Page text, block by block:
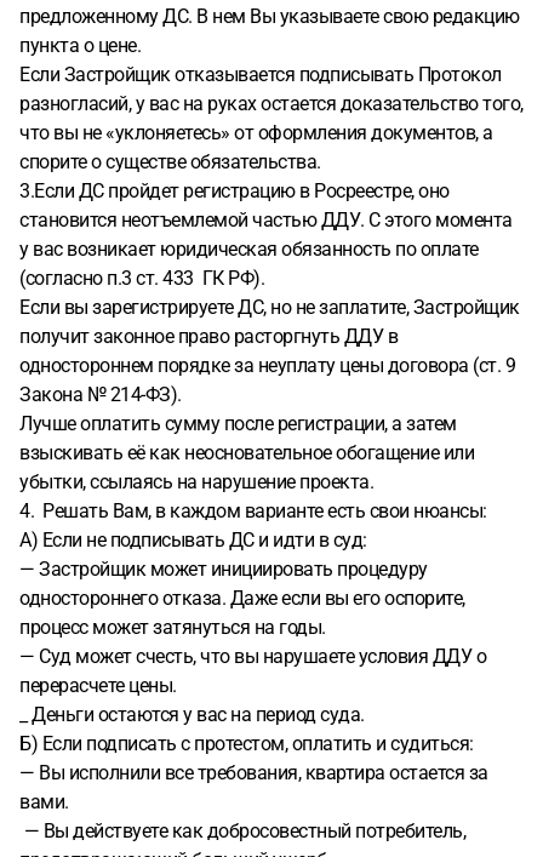
предложенному ДС. В нем Вы указываете свою редакцию
пункта о цене.
Если Застройщик отказывается подписывать Протокол
разногласий, у вас на руках остается доказательство того,
что вы не «уклоняетесь» от оформления документов, а
спорите о существе обязательства.
3.Если ДС пройдет регистрацию в Росреестре, оно
становится неотъемлемой частью ДДУ. С этого момента
у вас возникает юридическая обязанность по оплате
(согласно п.3 ст. 433 ГК РФ).
Если вы зарегистрируете ДС, но не заплатите, Застройщик
получит законное право расторгнуть ДДУ в
одностороннем порядке за неуплату цены договора (ст. 9
Закона № 214-ФЗ).
Лучше оплатить сумму после регистрации, а затем
взыскивать её как неосновательное обогащение или
убытки, ссылаясь на нарушение проекта.
4. Решать Вам, в каждом варианте есть свои нюансы:
А) Если не подписывать ДС и идти в суд:
— Застройщик может инициировать процедуру
одностороннего отказа. Даже если вы его оспорите,
процесс может затянуться на годы.
— Суд может счесть, что вы нарушаете условия ДДУ о
перерасчете цены.
_ Деньги остаются у вас на период суда.
Б) Если подписать с протестом, оплатить и судиться:
— Вы исполнили все требования, квартира остается за
вами.
­ — Вы действуете как добросовестный потребитель,